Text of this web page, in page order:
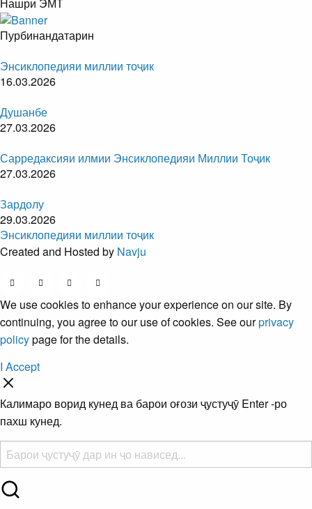
Пурбинандатарин
Энсиклопедияи миллии тоҷик
16.03.2026
Душанбе
27.03.2026
Сарредаксияи илмии Энсиклопедияи Миллии Тоҷик
27.03.2026
Зардолу
29.03.2026
Энсиклопедияи миллии тоҷик
Created and Hosted by Navju
We use cookies to enhance your experience on our site. By
continuing, you agree to our use of cookies. See ourprivacy
policypage for the details.
I Accept
Калимаро ворид кунед ва барои оғози ҷустуҷӯ Enter -ро
пахш кунед.